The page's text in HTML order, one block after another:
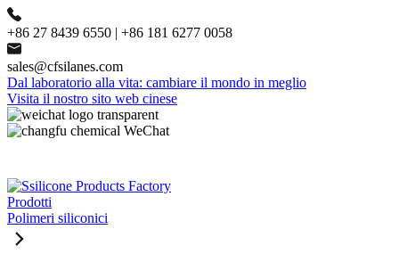
+86 27 8439 6550 | +86 181 6277 0058
sales@cfsilanes.com
Dal laboratorio alla vita: cambiare il mondo in meglio
Visita il nostro sito web cinese
Prodotti
Polimeri siliconici